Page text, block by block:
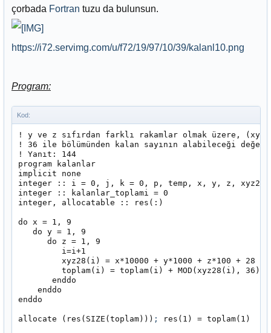
çorbada Fortran tuzu da bulunsun.
https://i72.servimg.com/u/f72/19/97/10/39/kalanl10.png
Program:
Kod:
! y ve z sıfırdan farklı rakamlar olmak üzere,
! 36 ile bölümünden kalan sayının alabileceği
! Yanıt: 144
program kalanlar
implicit none
integer :: i = 0, j, k = 0, p, temp, x, y, z,
integer :: kalanlar_toplami = 0
integer, allocatable :: res(:)
do x = 1, 9
   do y = 1, 9
      do z = 1, 9
         i=i+1
         xyz28(i) = x*10000 + y*1000 + z*100 + 28
         toplam(i) = toplam(i) + MOD(xyz28(i), 36)
       enddo
    enddo
enddo
allocate (res(SIZE(toplam))) ; res(1) = toplam(1)